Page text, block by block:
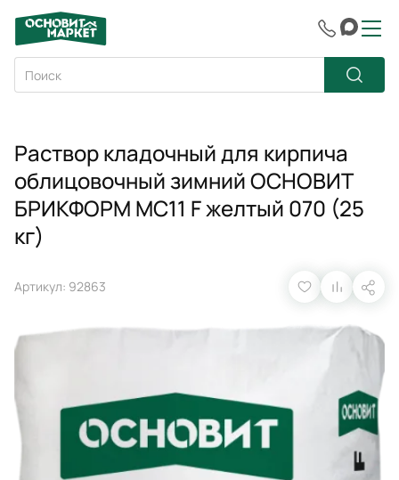
Раствор кладочный для кирпича
облицовочный зимний ОСНОВИТ
БРИКФОРМ MC11 F желтый 070 (25
кг)
Артикул: 92863